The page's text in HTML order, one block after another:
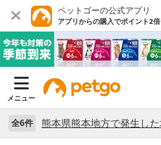
ペットゴーの公式アプリ
アプリからの購入でポイント2倍
メニュー
全6件